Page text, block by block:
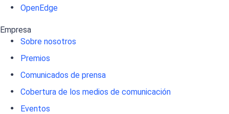
OpenEdge
Empresa
Sobre nosotros
Premios
Comunicados de prensa
Cobertura de los medios de comunicación
Eventos